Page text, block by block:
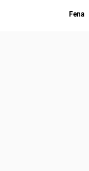
Fena